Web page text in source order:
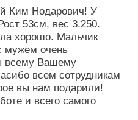
Ким Нодарович! У
53см, вес 3.250.
хорошо. Мальчик
мужем очень
всему Вашему
всем сотрудникам
вы нам подарили!
и всего самого